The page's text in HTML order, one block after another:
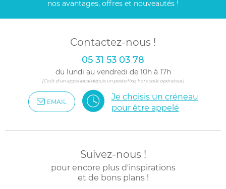
nos avantages, offres et nouveautés !
Contactez-nous !
05 31 53 03 78
du lundi au vendredi de 10h à 17h
(Coût d'un appel local depuis un poste fixe, hors coût opérateur)
EMAIL
Je choisis un créneau
pour être appelé
Suivez-nous !
pour encore plus d'inspirations
et de bons plans !